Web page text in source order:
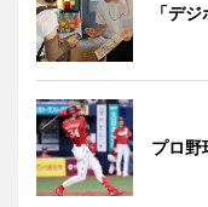
「デ
プロ